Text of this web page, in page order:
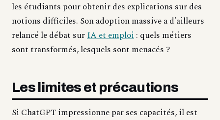
les étudiants pour obtenir des explications sur des
notions difficiles. Son adoption massive a d'ailleurs
relancé le débat surIA et emploi: quels métiers
sont transformés, lesquels sont menacés ?
Les limites et précautions
Si ChatGPT impressionne par ses capacités, il est